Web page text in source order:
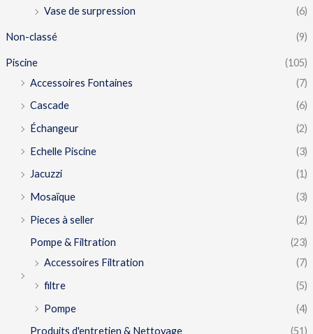
Vase de surpression
(6)
Non-classé (9)
Piscine
(105)
Accessoires Fontaines
(7)
Cascade
(6)
Échangeur
(2)
Echelle Piscine
(3)
Jacuzzi
(1)
Mosaïque
(3)
Pieces à seller
(2)
Pompe & Filtration
(23)
Accessoires Filtration
(7)
filtre
(5)
Pompe
(4)
Produits d'entretien & Nettoyage
(51)